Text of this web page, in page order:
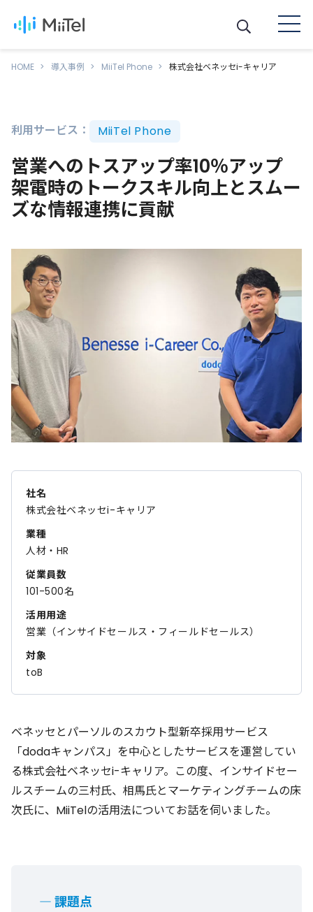
HOME 導入事例 MiiTel Phone 株式会社ベネッセi-キャリア
利用サービス： MiiTel Phone
営業へのトスアップ率10％アップ
架電時のトークスキル向上とスムー
ズな情報連携に貢献
社名
株式会社ベネッセi-キャリア
業種
人材・HR
従業員数
101-500名
活用用途
営業（インサイドセールス・フィールドセールス）
対象
toB
ベネッセとパーソルのスカウト型新卒採用サービス
「dodaキャンパス」を中心としたサービスを運営してい
る株式会社ベネッセi-キャリア。この度、インサイドセー
ルスチームの三村氏、相馬氏とマーケティングチームの床
次氏に、MiiTelの活用法についてお話を伺いました。
― 課題点